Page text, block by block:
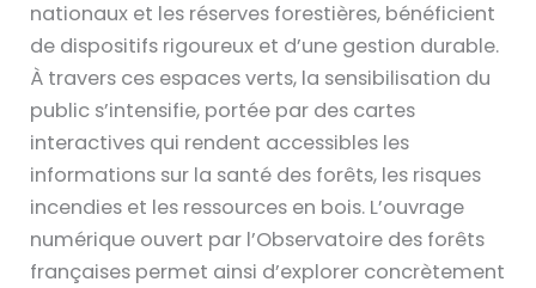
nationaux et les réserves forestières, bénéficient
de dispositifs rigoureux et d’une gestion durable.
À travers ces espaces verts, la sensibilisation du
public s’intensifie, portée par des cartes
interactives qui rendent accessibles les
informations sur la santé des forêts, les risques
incendies et les ressources en bois. L’ouvrage
numérique ouvert par l’Observatoire des forêts
françaises permet ainsi d’explorer concrètement